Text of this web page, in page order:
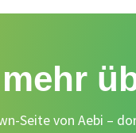
Seite von Aebi –